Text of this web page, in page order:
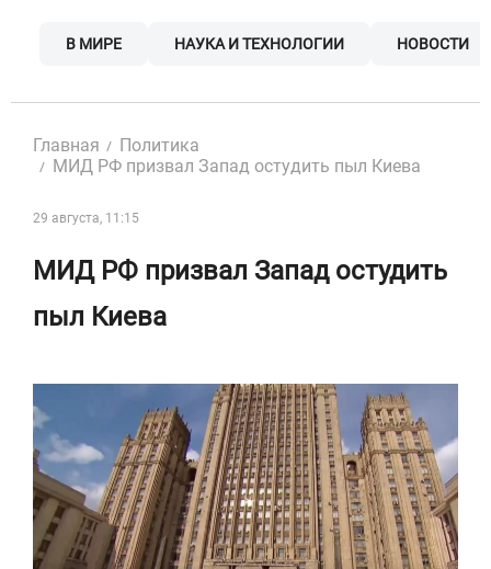
В МИРЕ НАУКА И ТЕХНОЛОГИИ НОВОСТИ
Главная
Политика
МИД РФ призвал Запад остудить пыл Киева
29 августа, 11:15
МИД РФ призвал Запад остудить
пыл Киева